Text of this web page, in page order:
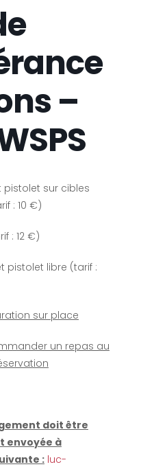
–
sur cibles
: 10 €)
: 12 €)
pistolet libre (tarif :
sur place
un repas au
doit être
envoyée à
: luc-